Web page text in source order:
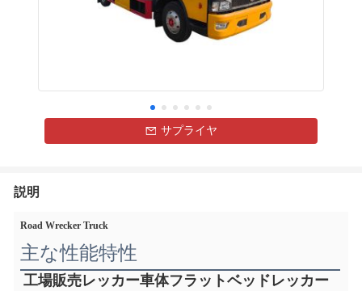
サプライヤ
説明
Road Wrecker Truck
主な性能特性
工場販売レッカー車体フラットベッドレッカー